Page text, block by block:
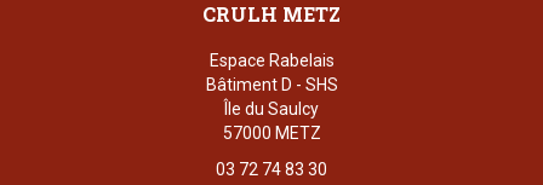
CRULH METZ
Espace Rabelais
Bâtiment D - SHS
Île du Saulcy
57000 METZ
03 72 74 83 30